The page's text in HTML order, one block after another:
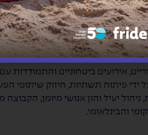
על מתן שירות מקצועי ורציף.
הגבול ביבשה
האסטרטגית בסחר האזורי,
אירועים ביטחוניים והתמודדות
ידי פיתוח תשתיות, חיזוק שיתופי
ניהול יעיל והון אנושי מיומן,
והבינלאומי.